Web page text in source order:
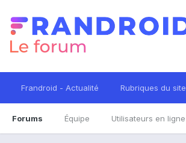
Frandroid - Actualité Rubriques du site
Forums Équipe Utilisateurs en ligne